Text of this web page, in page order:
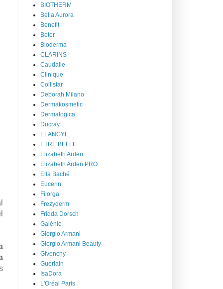
BIOTHERM
Bella Aurora
Benefit
Beter
Bioderma
CLARINS
Caudalie
Clinique
Collistar
Deborah Milano
Dermakosmetic
Dermalogica
Ducray
ELANCYL
ETRE BELLE
Elizabeth Arden
Elizabeth Arden PRO
Ella Baché
Eucerin
Filorga
Frezyderm
Fridda Dorsch
Galénic
Giorgio Armani
Giorgio Armani Beauty
Givenchy
Guerlain
IsaDora
L'Oréal Paris